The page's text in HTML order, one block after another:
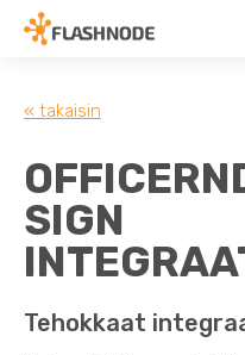
« takaisin
SIGN
Tehokkaat